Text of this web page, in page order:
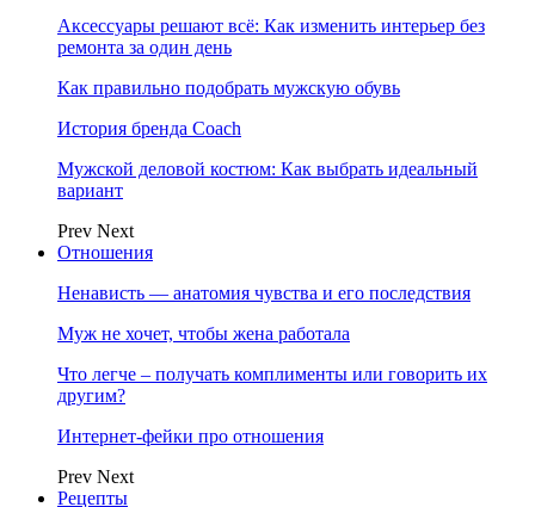
Аксессуары решают всё: Как изменить интерьер без
ремонта за один день
Как правильно подобрать мужскую обувь
История бренда Coach
Мужской деловой костюм: Как выбрать идеальный
вариант
Prev Next
Отношения
Ненависть — анатомия чувства и его последствия
Муж не хочет, чтобы жена работала
Что легче – получать комплименты или говорить их
другим?
Интернет-фейки про отношения
Prev Next
Рецепты